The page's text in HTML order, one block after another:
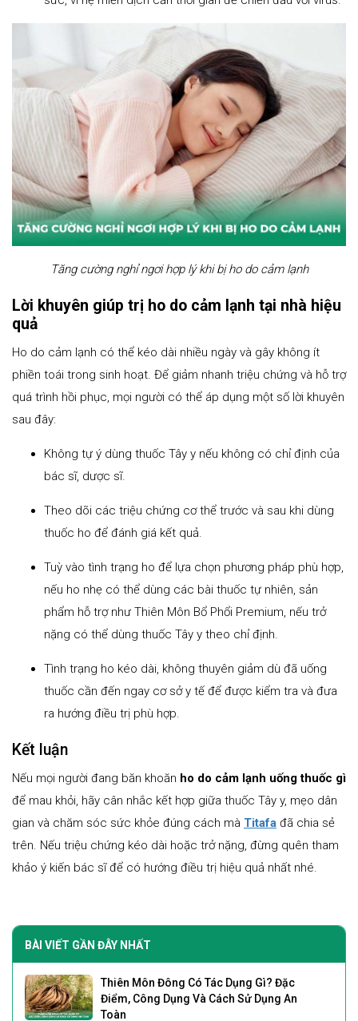
Tăng cường nghỉ ngơi hợp lý khi bị ho do cảm lạnh
Lời khuyên giúp trị ho do cảm lạnh tại nhà hiệu
quả
Ho do cảm lạnh có thể kéo dài nhiều ngày và gây không ít
phiền toái trong sinh hoạt. Để giảm nhanh triệu chứng và hỗ trợ
quá trình hồi phục, mọi người có thể áp dụng một số lời khuyên
sau đây:
Không tự ý dùng thuốc Tây y nếu không có chỉ định của
bác sĩ, dược sĩ.
Theo dõi các triệu chứng cơ thể trước và sau khi dùng
thuốc ho để đánh giá kết quả.
Tuỳ vào tình trạng ho để lựa chọn phương pháp phù hợp,
nếu ho nhẹ có thể dùng các bài thuốc tự nhiên, sản
phẩm hỗ trợ như Thiên Môn Bổ Phổi Premium, nếu trở
nặng có thể dùng thuốc Tây y theo chỉ định.
Tình trạng ho kéo dài, không thuyên giảm dù đã uống
thuốc cần đến ngay cơ sở y tế để được kiểm tra và đưa
ra hướng điều trị phù hợp.
Kết luận
Nếu mọi người đang băn khoăn ho do cảm lạnh uống thuốc gì
để mau khỏi, hãy cân nhắc kết hợp giữa thuốc Tây y, mẹo dân
gian và chăm sóc sức khỏe đúng cách mà Titafa đã chia sẻ
trên. Nếu triệu chứng kéo dài hoặc trở nặng, đừng quên tham
khảo ý kiến bác sĩ để có hướng điều trị hiệu quả nhất nhé.
BÀI VIẾT GẦN ĐÂY NHẤT
Thiên Môn Đông Có Tác Dụng Gì? Đặc
Điểm, Công Dụng Và Cách Sử Dụng An
Toàn